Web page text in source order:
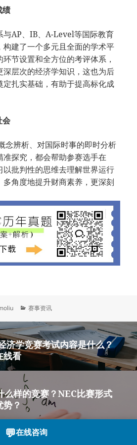
绩
与AP、IB、A-Level等国际教育
构建了一个多元且全面的学术平
节设置和全方位的考评体系，
深层次的经济学知识，这也为后
定扎实基础，有助于提高标化成
会
念辨析、对国际时事的即时分析
准探究，都会帮助参赛选手在
以批判性的思维去理解世界运行
角度地提升财商素养，更深刻
分
赛事资讯
济学竞赛考试内容是什么？
线看
么样的竞赛？NEC比赛形式
？
💬在线咨询